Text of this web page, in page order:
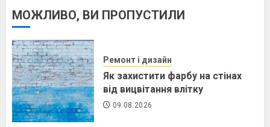
МОЖЛИВО, ВИ ПРОПУСТИЛИ
Ремонт і дизайн
Як захистити фарбу на стінах
від вицвітання влітку
09.08.2026